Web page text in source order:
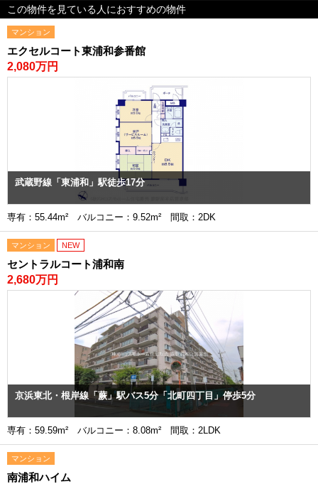
この物件を見ている人におすすめの物件
マンション
エクセルコート東浦和参番館
2,080万円
武蔵野線「東浦和」駅徒歩17分
専有：55.44m² バルコニー：9.52m² 間取：2DK
マンション NEW
セントラルコート浦和南
2,680万円
京浜東北・根岸線「蕨」駅バス5分「北町四丁目」停歩5分
専有：59.59m² バルコニー：8.08m² 間取：2LDK
マンション
南浦和ハイム